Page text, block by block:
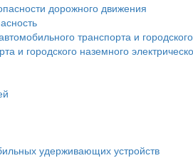
дорожного движения
транспорта и
и городского наземного
удерживающих устройств